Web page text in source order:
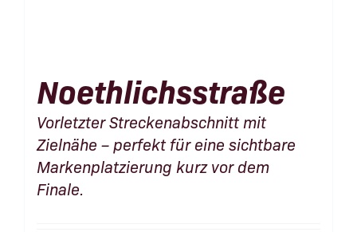
Noethlichsstraße
Vorletzter Streckenabschnitt mit
Zielnähe – perfekt für eine sichtbare
Markenplatzierung kurz vor dem
Finale.